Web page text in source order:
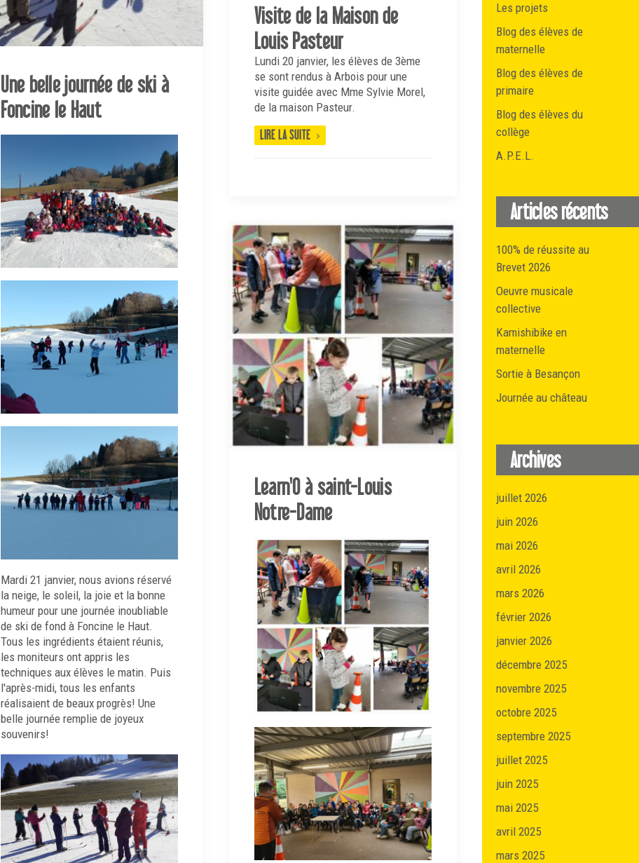
Une belle journée de ski à
Foncine le Haut
Mardi 21 janvier, nous avions réservé
la neige, le soleil, la joie et la bonne
humeur pour une journée inoubliable
de ski de fond à Foncine le Haut.
Tous les ingrédients étaient réunis,
les moniteurs ont appris les
techniques aux élèves le matin. Puis
l'après-midi, tous les enfants
réalisaient de beaux progrès! Une
belle journée remplie de joyeux
souvenirs!
Visite de la Maison de
Louis Pasteur
Lundi 20 janvier, les élèves de 3ème
se sont rendus à Arbois pour une
visite guidée avec Mme Sylvie Morel,
de la maison Pasteur.
LIRE LA SUITE
Learn'O à saint-Louis
Notre-Dame
Les projets
Blog des élèves de
maternelle
Blog des élèves de
primaire
Blog des élèves du
collège
A.P.E.L.
Articles récents
100% de réussite au
Brevet 2026
Oeuvre musicale
collective
Kamishibike en
maternelle
Sortie à Besançon
Journée au château
Archives
juillet 2026
juin 2026
mai 2026
avril 2026
mars 2026
février 2026
janvier 2026
décembre 2025
novembre 2025
octobre 2025
septembre 2025
juillet 2025
juin 2025
mai 2025
avril 2025
mars 2025